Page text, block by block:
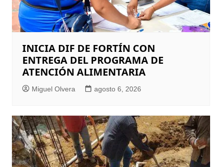
INICIA DIF DE FORTÍN CON
ENTREGA DEL PROGRAMA DE
ATENCIÓN ALIMENTARIA
Miguel Olvera agosto 6, 2026